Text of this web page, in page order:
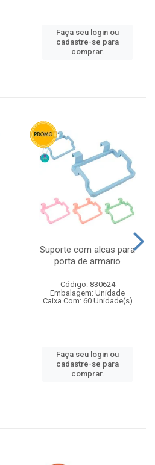
Faça seu login ou
cadastre-se para
comprar.
Suporte com alcas para
porta de armario
Código: 830624
Embalagem: Unidade
Caixa Com: 60 Unidade(s)
Faça seu login ou
cadastre-se para
comprar.